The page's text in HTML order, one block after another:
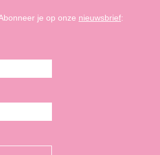
je op onze nieuwsbrief: